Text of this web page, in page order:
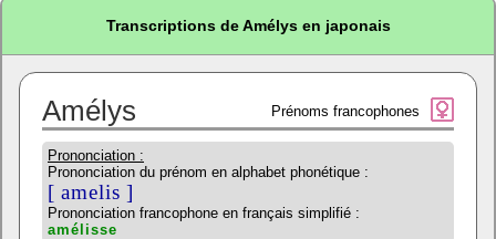
Transcriptions de Amélys en japonais
Amélys Prénoms francophones
Prononciation :
Prononciation du prénom en alphabet phonétique :
[ amelis ]
Prononciation francophone en français simplifié :
amélisse